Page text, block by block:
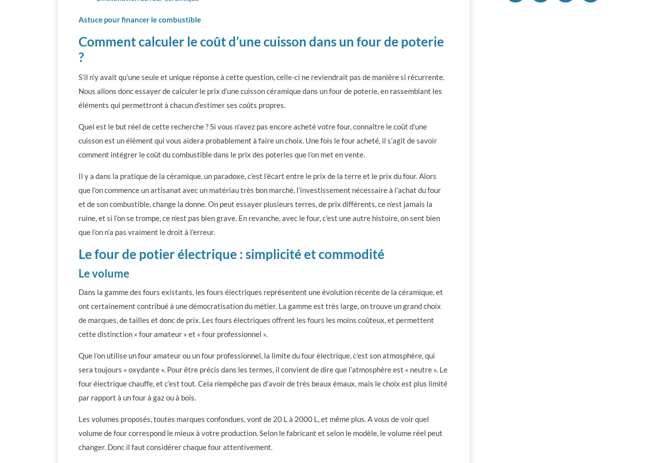
Astuce pour financer le combustible
Comment calculer le coût d’une cuisson dans un four de poterie
?
S’il n’y avait qu’une seule et unique réponse à cette question, celle-ci ne reviendrait pas de manière si récurrente.
Nous allons donc essayer de calculer le prix d’une cuisson céramique dans un four de poterie, en rassemblant les
éléments qui permettront à chacun d’estimer ses coûts propres.
Quel est le but réel de cette recherche ? Si vous n’avez pas encore acheté votre four, connaître le coût d’une
cuisson est un élément qui vous aidera probablement à faire un choix. Une fois le four acheté, il s’agit de savoir
comment intégrer le coût du combustible dans le prix des poteries que l’on met en vente.
Il y a dans la pratique de la céramique, un paradoxe, c’est l’écart entre le prix de la terre et le prix du four. Alors
que l’on commence un artisanat avec un matériau très bon marché, l’investissement nécessaire à l’achat du four
et de son combustible, change la donne. On peut essayer plusieurs terres, de prix différents, ce n’est jamais la
ruine, et si l’on se trompe, ce n’est pas bien grave. En revanche, avec le four, c’est une autre histoire, on sent bien
que l’on n’a pas vraiment le droit à l’erreur.
Le four de potier électrique : simplicité et commodité
Le volume
Dans la gamme des fours existants, les fours électriques représentent une évolution récente de la céramique, et
ont certainement contribué à une démocratisation du métier. La gamme est très large, on trouve un grand choix
de marques, de tailles et donc de prix. Les fours électriques offrent les fours les moins coûteux, et permettent
cette distinction « four amateur » et « four professionnel ».
Que l’on utilise un four amateur ou un four professionnel, la limite du four électrique, c’est son atmosphère, qui
sera toujours « oxydante ». Pour être précis dans les termes, il convient de dire que l’atmosphère est « neutre ». Le
four électrique chauffe, et c’est tout. Cela n’empêche pas d’avoir de très beaux émaux, mais le choix est plus limité
par rapport à un four à gaz ou à bois.
Les volumes proposés, toutes marques confondues, vont de 20 L à 2000 L, et même plus. A vous de voir quel
volume de four correspond le mieux à votre production. Selon le fabricant et selon le modèle, le volume réel peut
changer. Donc il faut considérer chaque four attentivement.